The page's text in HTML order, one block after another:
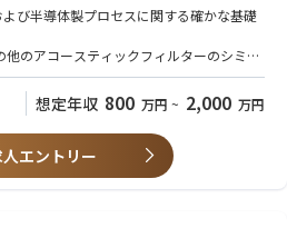
definition and development of next-gene
び半導体製プロセスに関する確かな基礎
他のアコースティックフィルターのシミュ
全工程の開発経験を有すること
ースティックフィルター研究経験
複数のRFFEキーブロックに精通しているこ
レーションソフトウェアとRF評価設備に精
想定年収 800 万円 ~ 2,000 万円
エントリー